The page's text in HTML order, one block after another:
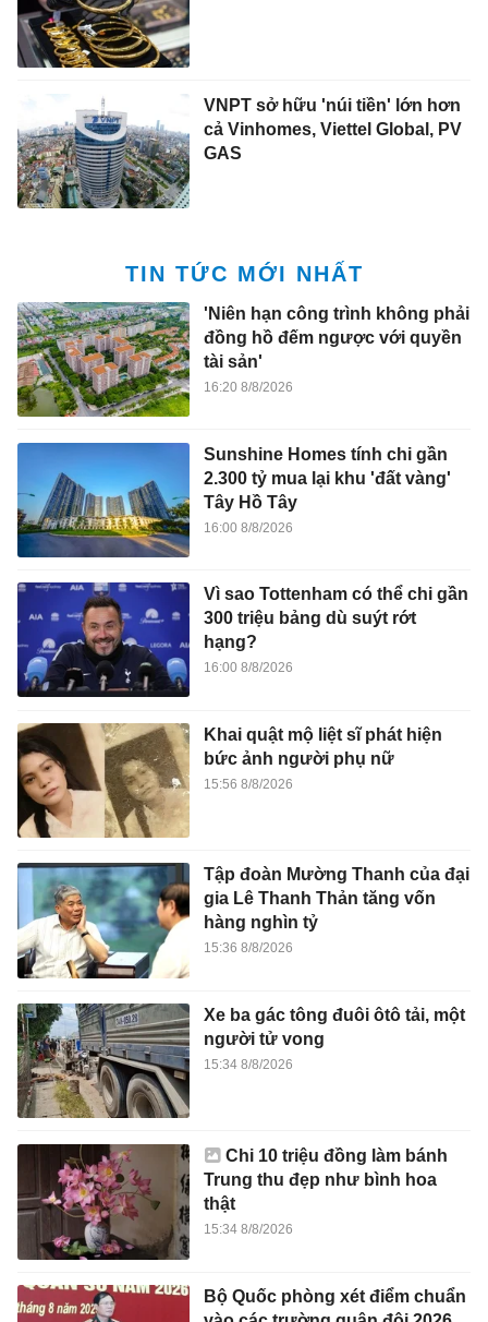
VNPT sở hữu 'núi tiền' lớn hơn
cả Vinhomes, Viettel Global, PV
GAS
TIN TỨC MỚI NHẤT
'Niên hạn công trình không phải
đồng hồ đếm ngược với quyền
tài sản'
16:20 8/8/2026
Sunshine Homes tính chi gần
2.300 tỷ mua lại khu 'đất vàng'
Tây Hồ Tây
16:00 8/8/2026
Vì sao Tottenham có thể chi gần
300 triệu bảng dù suýt rớt
hạng?
16:00 8/8/2026
Khai quật mộ liệt sĩ phát hiện
bức ảnh người phụ nữ
15:56 8/8/2026
Tập đoàn Mường Thanh của đại
gia Lê Thanh Thản tăng vốn
hàng nghìn tỷ
15:36 8/8/2026
Xe ba gác tông đuôi ôtô tải, một
người tử vong
15:34 8/8/2026
Chi 10 triệu đồng làm bánh
Trung thu đẹp như bình hoa
thật
15:34 8/8/2026
Bộ Quốc phòng xét điểm chuẩn